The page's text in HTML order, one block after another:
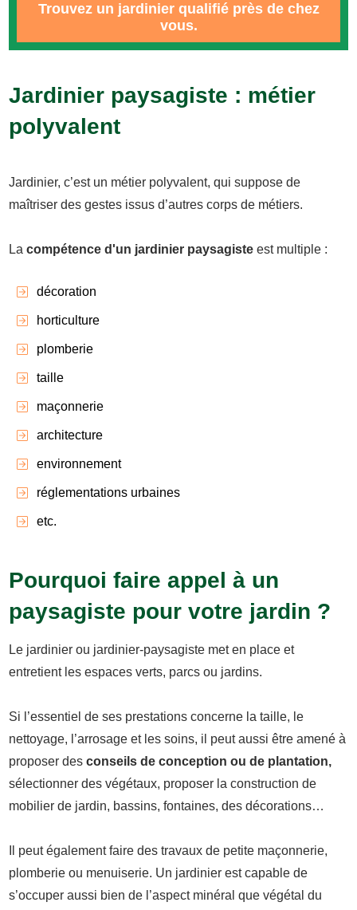
Trouvez un jardinier qualifié près de chez
vous.
Jardinier paysagiste : métier
polyvalent
Jardinier, c’est un métier polyvalent, qui suppose de
maîtriser des gestes issus d’autres corps de métiers.
La compétence d'un jardinier paysagiste est multiple :
décoration
horticulture
plomberie
taille
maçonnerie
architecture
environnement
réglementations urbaines
etc.
Pourquoi faire appel à un
paysagiste pour votre jardin ?
Le jardinier ou jardinier-paysagiste met en place et
entretient les espaces verts, parcs ou jardins.
Si l’essentiel de ses prestations concerne la taille, le
nettoyage, l’arrosage et les soins, il peut aussi être amené à
proposer des conseils de conception ou de plantation,
sélectionner des végétaux, proposer la construction de
mobilier de jardin, bassins, fontaines, des décorations…
Il peut également faire des travaux de petite maçonnerie,
plomberie ou menuiserie. Un jardinier est capable de
s’occuper aussi bien de l’aspect minéral que végétal du